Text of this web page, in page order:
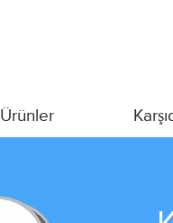
Ürünler